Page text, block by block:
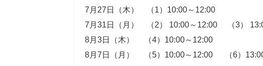
7月27日（木） （1）10:00～12:00
7月31日（月） （2） 10:00～12:00 （3）
8月3日（木） （4）10:00～12:00
8月7日（月） （5）10:00～12:00 （6）